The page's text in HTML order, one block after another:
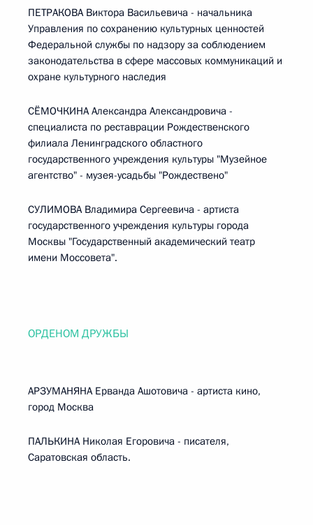
ПЕТРАКОВА Виктора Васильевича - начальника
Управления по сохранению культурных ценностей
Федеральной службы по надзору за соблюдением
законодательства в сфере массовых коммуникаций и
охране культурного наследия
СЁМОЧКИНА Александра Александровича -
специалиста по реставрации Рождественского
филиала Ленинградского областного
государственного учреждения культуры "Музейное
агентство" - музея-усадьбы "Рождествено"
СУЛИМОВА Владимира Сергеевича - артиста
государственного учреждения культуры города
Москвы "Государственный академический театр
имени Моссовета".
ОРДЕНОМ ДРУЖБЫ
АРЗУМАНЯНА Ерванда Ашотовича - артиста кино,
город Москва
ПАЛЬКИНА Николая Егоровича - писателя,
Саратовская область.